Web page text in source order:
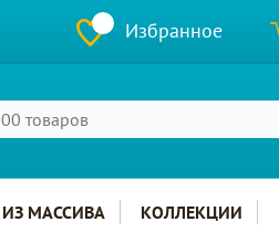
Избранное
МАССИВА КОЛЛЕКЦИИ